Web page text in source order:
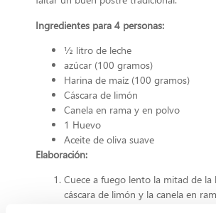
Ingredientes para 4 personas:
½ litro de leche
azúcar (100 gramos)
Harina de maíz (100 gramos)
Cáscara de limón
Canela en rama y en polvo
1 Huevo
Aceite de oliva suave
Elaboración:
Cuece a fuego lento la mitad de la
cáscara de limón y la canela en